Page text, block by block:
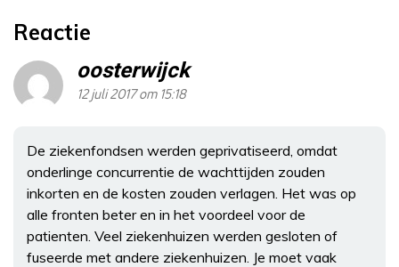
Reactie
oosterwijck
12 juli 2017 om 15:18
De ziekenfondsen werden geprivatiseerd, omdat
onderlinge concurrentie de wachttijden zouden
inkorten en de kosten zouden verlagen. Het was op
alle fronten beter en in het voordeel voor de
patienten. Veel ziekenhuizen werden gesloten of
fuseerde met andere ziekenhuizen. Je moet vaak